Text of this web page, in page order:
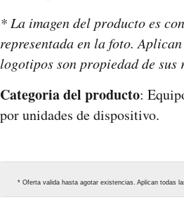
* La imagen del producto es
representada en la foto.
logotipos son propiedad de sus
Categoria del producto:
por unidades de dispositivo.
* Oferta valida hasta agotar existencias. Aplican todas